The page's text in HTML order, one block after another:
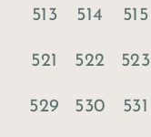
513 514 515
521 522 523
529 530 531